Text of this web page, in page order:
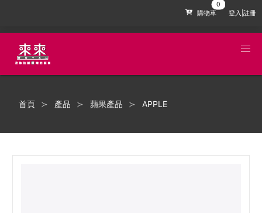
購物車 登入|註冊
首頁 產品 蘋果產品 APPLE